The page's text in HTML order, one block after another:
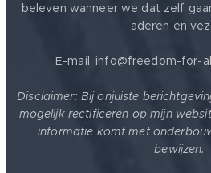
beleven wanneer we dat zelf
aderen en
E-mail: info@freedom-for-
Disclaimer: Bij onjuiste
mogelijk rectificeren op mijn
informatie komt met
bewijzen.